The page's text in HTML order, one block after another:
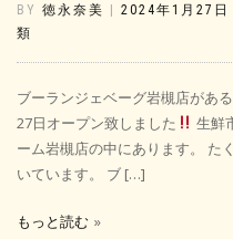
BY 徳永奈美 | 2024年1月27日
類
ブーランジェベーグ岩槻店があ
27日オープン致しました
生鮮
ーム岩槻店の中にあります。 た
いています。 ブ […]
もっと読む